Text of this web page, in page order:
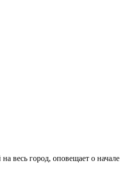
весь город, оповещает о начале